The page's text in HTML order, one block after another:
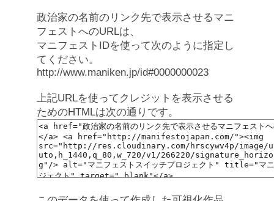
政治家の名前のリンク先で表示させるマニ
フェストへのURLは、
マニフェストIDを使って次のように指定し
てください。
http://www.maniken.jp/id#0000000023
上記URLを使ってクレジットを表示させる
ためのHTMLは次の通りです。